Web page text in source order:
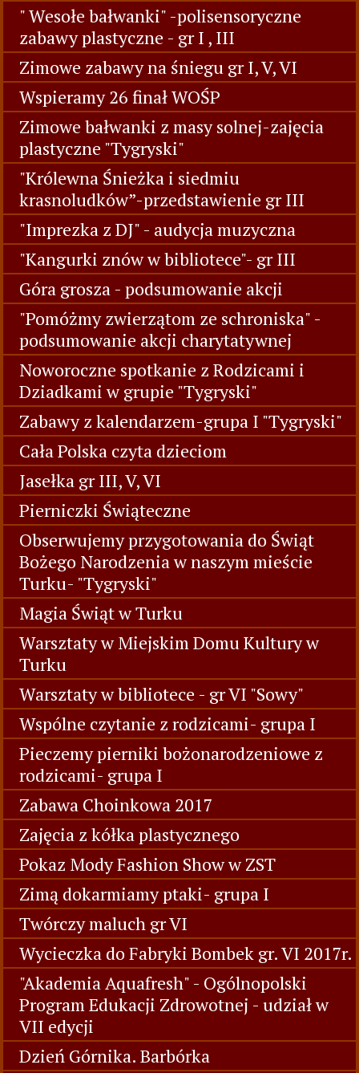
" Wesołe bałwanki" -polisensoryczne
zabawy plastyczne - gr I , III
Zimowe zabawy na śniegu gr I, V, VI
Wspieramy 26 finał WOŚP
Zimowe bałwanki z masy solnej-zajęcia
plastyczne "Tygryski"
"Królewna Śnieżka i siedmiu
krasnoludków”-przedstawienie gr III
"Imprezka z DJ" - audycja muzyczna
"Kangurki znów w bibliotece"- gr III
Góra grosza - podsumowanie akcji
"Pomóżmy zwierzątom ze schroniska" -
podsumowanie akcji charytatywnej
Noworoczne spotkanie z Rodzicami i
Dziadkami w grupie "Tygryski"
Zabawy z kalendarzem-grupa I "Tygryski"
Cała Polska czyta dzieciom
Jasełka gr III, V, VI
Pierniczki Świąteczne
Obserwujemy przygotowania do Świąt
Bożego Narodzenia w naszym mieście
Turku- "Tygryski"
Magia Świąt w Turku
Warsztaty w Miejskim Domu Kultury w
Turku
Warsztaty w bibliotece - gr VI "Sowy"
Wspólne czytanie z rodzicami- grupa I
Pieczemy pierniki bożonarodzeniowe z
rodzicami- grupa I
Zabawa Choinkowa 2017
Zajęcia z kółka plastycznego
Pokaz Mody Fashion Show w ZST
Zimą dokarmiamy ptaki- grupa I
Twórczy maluch gr VI
Wycieczka do Fabryki Bombek gr. VI 2017r.
"Akademia Aquafresh" - Ogólnopolski
Program Edukacji Zdrowotnej - udział w
VII edycji
Dzień Górnika. Barbórka